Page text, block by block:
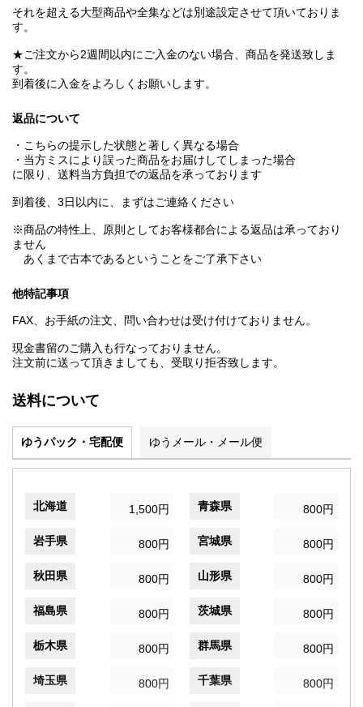
それを超える大型商品や全集などは別途設定させて頂いておりま
す。
★ご注文から2週間以内にご入金のない場合、商品を発送致しま
す。
到着後に入金をよろしくお願いします。
返品について
・こちらの提示した状態と著しく異なる場合
・当方ミスにより誤った商品をお届けしてしまった場合
に限り、送料当方負担での返品を承っております
到着後、3日以内に、まずはご連絡ください
※商品の特性上、原則としてお客様都合による返品は承っており
ません
あくまで古本であるということをご了承下さい
他特記事項
FAX、お手紙の注文、問い合わせは受け付けておりません。
現金書留のご購入も行なっておりません。
注文前に送って頂きましても、受取り拒否致します。
送料について
ゆうパック・宅配便 ゆうメール・メール便
北海道 1,500円 青森県 800円
岩手県 800円 宮城県 800円
秋田県 800円 山形県 800円
福島県 800円 茨城県 800円
栃木県 800円 群馬県 800円
埼玉県 800円 千葉県 800円